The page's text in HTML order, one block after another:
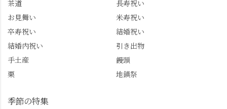
@sense_nagaokakyo 長岡
京市観光協会
@nagaokakyo_tourism ふ
@furufuru_nagaokakyo
物価の値上がりが激し
のガイド活動にしっか
り活かしていきます💪
西山、ほんまにええと
こです。次はあなたを
🚕✨ #京都西山旅感 #京
都西山 #おもてなしタク
茶道
長寿祝い
お見舞い
米寿祝い
卒寿祝い
結婚祝い
結婚内祝い
引き出物
手土産
饅頭
栗
地鎮祭
季節の特集